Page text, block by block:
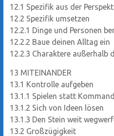
12.1 Spezifik aus der
12.2 Spezifik umsetzen
12.2.1 Dinge und Personen
12.2.2 Baue deinen Alltag ein
12.2.3 Charaktere außerhalb
13 MITEINANDER
13.1 Kontrolle aufgeben
13.1.1 Spielen statt
13.1.2 Sich von Ideen lösen
13.1.3 Den Stein weit
13.2 Großzügigkeit